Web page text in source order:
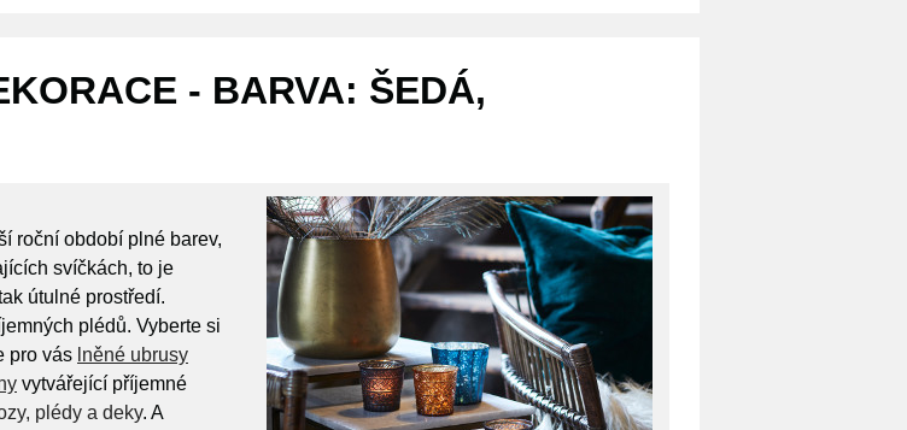
- BARVA: ŠEDÁ,
roční období plné barev,
svíčkách, to je
útulné prostředí.
plédů. Vyberte si
pro vás lněné ubrusy
vytvářející příjemné
plédy a deky. A